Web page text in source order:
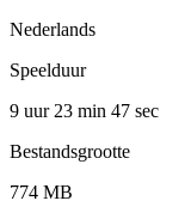
Nederlands
Speelduur
9 uur 23 min 47 sec
Bestandsgrootte
774 MB